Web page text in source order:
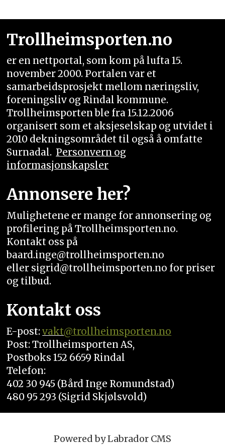
Trollheimsporten.no
er en nettportal, som kom på lufta 15.
november 2000. Portalen var et
samarbeidsprosjekt mellom næringsliv,
foreningsliv og Rindal kommune.
Trollheimsporten ble fra 15.12.2006
organisert som et aksjeselskap og utvidet i
2010 dekningsområdet til også å omfatte
Surnadal. Personvern og
informasjonskapsler
Annonsere her?
Mulighetene er mange for annonsering og
profilering på Trollheimsporten.no.
Kontakt oss på
baard.inge@trollheimsporten.no
eller sigrid@trollheimsporten.no for priser
og tilbud.
Kontakt oss
E-post:vakt@trollheimsporten.no
Post: Trollheimsporten AS,
Postboks 152 6659 Rindal
Telefon:
402 30 945 (Bård Inge Romundstad)
480 95 293 (Sigrid Skjølsvold)
Powered by Labrador CMS